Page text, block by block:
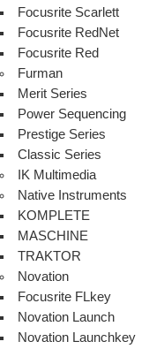
Focusrite Scarlett
Focusrite RedNet
Focusrite Red
Furman
Merit Series
Power Sequencing
Prestige Series
Classic Series
IK Multimedia
Native Instruments
KOMPLETE
MASCHINE
TRAKTOR
Novation
Focusrite FLkey
Novation Launch
Novation Launchkey